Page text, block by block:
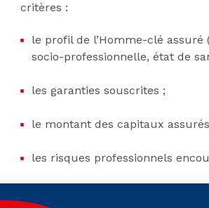
critères :
le profil de l’Homme-clé assuré
socio-professionnelle, état de
les garanties souscrites ;
le montant des capitaux
les risques professionnels